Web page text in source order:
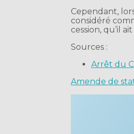
Cependant,
considéré
cession, qu’il
Sources :
Arrêt du
Amende de